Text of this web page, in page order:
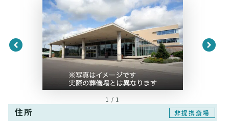
1 / 1
住所 非提携斎場